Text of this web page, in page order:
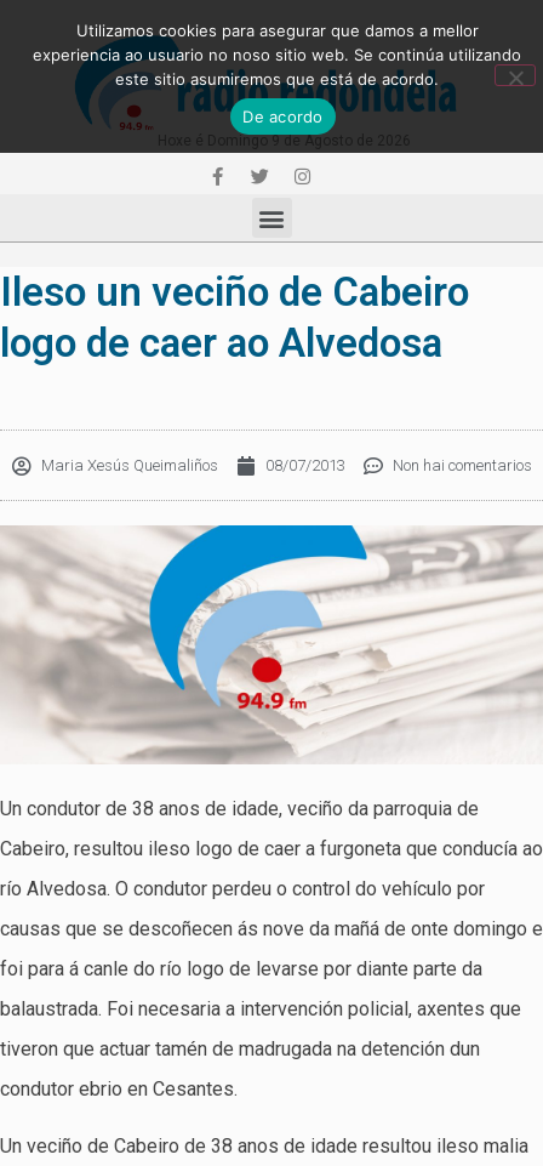
Ileso un veciño de Cabeiro
logo de caer ao Alvedosa
Maria Xesús Queimaliños 08/07/2013 Non hai comentarios
Un condutor de 38 anos de idade, veciño da parroquia de
Cabeiro, resultou ileso logo de caer a furgoneta que conducía ao
río Alvedosa. O condutor perdeu o control do vehículo por
causas que se descoñecen ás nove da mañá de onte domingo e
foi para á canle do río logo de levarse por diante parte da
balaustrada. Foi necesaria a intervención policial, axentes que
tiveron que actuar tamén de madrugada na detención dun
condutor ebrio en Cesantes.
Un veciño de Cabeiro de 38 anos de idade resultou ileso malia
Utilizamos cookies para asegurar que damos a mellor
experiencia ao usuario no noso sitio web. Se continúa utilizando
este sitio asumiremos que está de acordo.
De acordo